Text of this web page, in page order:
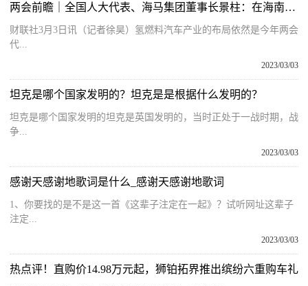
两会前瞻｜全国人大代表、海马集团董事长景柱：在海南推广氢燃料电池乘用车具比较优势
财联社3月3日讯（记者徐昊）氢燃料汽车产业的布局依然是今年两会
代...
2023/03/03
坦克是哪个国家发明的？坦克是是根据什么发明的？
坦克是哪个国家发明的坦克是英国发明的，当时正处于一战时期，战
争...
2023/03/03
感谢天感谢地歌词是什么_感谢天感谢地歌词
1、你要找的是不是这一首《这辈子注定在一起》？试听网址这辈子
注定...
2023/03/03
热点评！直购价14.98万元起，狮铂拓界推出缤纷六重购车礼